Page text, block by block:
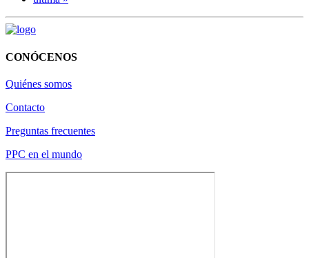
CONÓCENOS
Quiénes somos
Contacto
Preguntas frecuentes
PPC en el mundo